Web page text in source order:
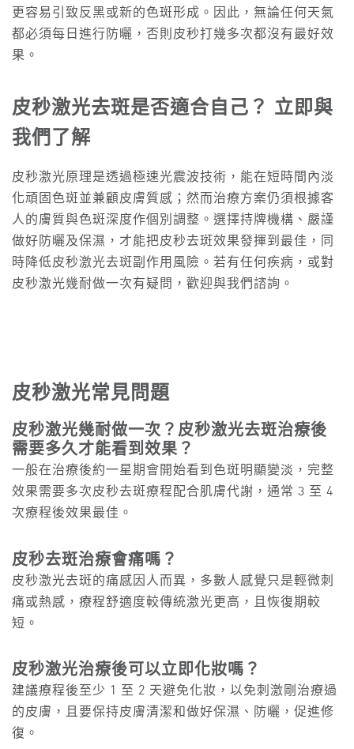
更容易引致反黑或新的色斑形成。因此，無論任何天氣
都必須每日進行防曬，否則皮秒打幾多次都沒有最好效
果。
皮秒激光去斑是否適合自己？ 立即與
我們了解
皮秒激光原理是透過極速光震波技術，能在短時間內淡
化頑固色斑並兼顧皮膚質感；然而治療方案仍須根據客
人的膚質與色斑深度作個別調整。選擇持牌機構、嚴謹
做好防曬及保濕，才能把皮秒去斑效果發揮到最佳，同
時降低皮秒激光去斑副作用風險。若有任何疾病，或對
皮秒激光幾耐做一次有疑問，歡迎與我們諮詢。
皮秒激光常見問題
皮秒激光幾耐做一次？皮秒激光去斑治療後
需要多久才能看到效果？
一般在治療後約一星期會開始看到色斑明顯變淡，完整
效果需要多次皮秒去斑療程配合肌膚代謝，通常 3 至 4
次療程後效果最佳。
皮秒去斑治療會痛嗎？
皮秒激光去斑的痛感因人而異，多數人感覺只是輕微刺
痛或熱感，療程舒適度較傳統激光更高，且恢復期較
短。
皮秒激光治療後可以立即化妝嗎？
建議療程後至少 1 至 2 天避免化妝，以免刺激剛治療過
的皮膚，且要保持皮膚清潔和做好保濕、防曬，促進修
復。